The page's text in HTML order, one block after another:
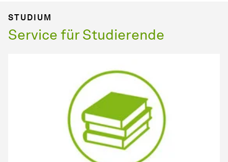
STUDIUM
Service für Studierende